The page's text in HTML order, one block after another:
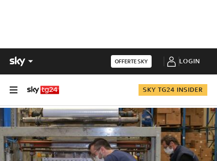
OFFERTE SKY LOGIN
SKY TG24 INSIDER